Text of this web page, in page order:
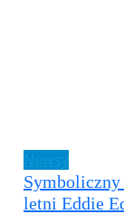
letni Eddie